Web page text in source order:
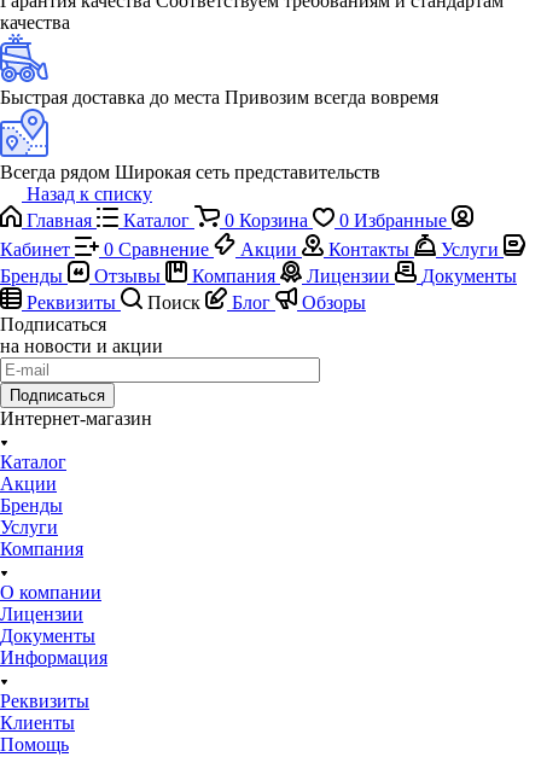
качества
Быстрая доставка до места Привозим всегда вовремя
Всегда рядом Широкая сеть представительств
Назад к списку
Главная
Каталог 0 Корзина 0 Избранные
Кабинет
0 Сравнение Акции Контакты
Услуги
Бренды
Отзывы Компания Лицензии
Документы
Реквизиты
Поиск Блог
Обзоры
Подписаться
на новости и акции
Подписаться
Интернет-магазин
Каталог
Акции
Бренды
Услуги
Компания
О компании
Лицензии
Документы
Информация
Реквизиты
Клиенты
Помощь